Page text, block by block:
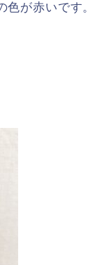
が赤いです。